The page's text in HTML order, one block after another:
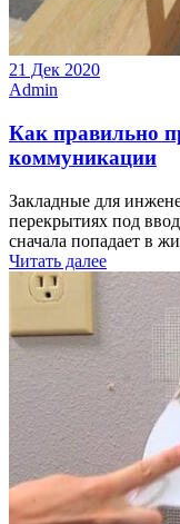
21 Дек 2020
Admin
Как правильно
коммуникации
Закладные для
перекрытиях под
сначала попадает в
Читать далее